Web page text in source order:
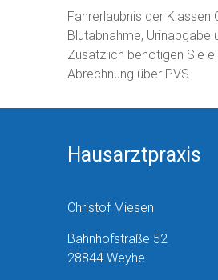
Fahrerlaubnis der Klassen
Blutabnahme, Urinabgabe
Zusätzlich benötigen Sie
Abrechnung über PVS
Hausarztpraxis
Christof Miesen
Bahnhofstraße 52
28844 Weyhe